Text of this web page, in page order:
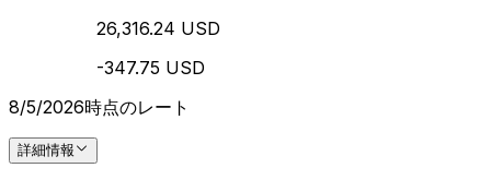
26,316.24 USD
-347.75 USD
8/5/2026時点のレート
詳細情報